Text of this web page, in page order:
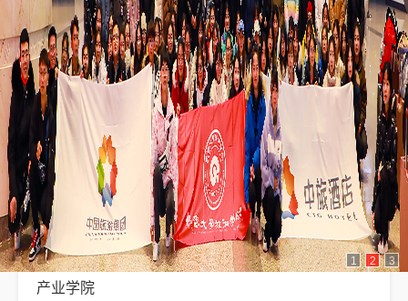
1 2 3
产业学院
产业学院